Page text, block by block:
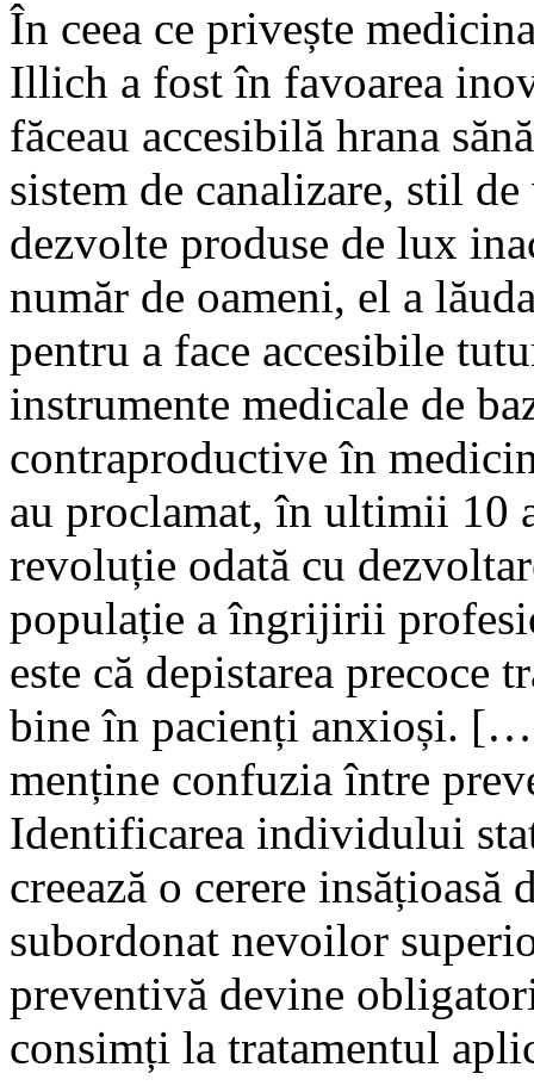
În ceea ce privește
Illich a fost în favoarea
făceau accesibilă hrana
sistem de canalizare, stil
dezvolte produse de lux
număr de oameni, el a
pentru a face accesibile
instrumente medicale de
contraproductive în
au proclamat, în ultimii 10
revoluție odată cu
populație a îngrijirii
este că depistarea precoce
bine în pacienți anxioși.
menține confuzia între
Identificarea individului
creează o cerere
subordonat nevoilor
preventivă devine
consimți la tratamentul